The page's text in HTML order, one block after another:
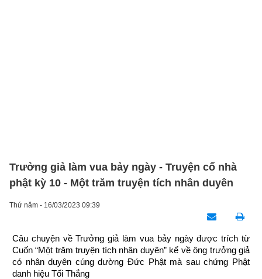
Trưởng giả làm vua bảy ngày - Truyện cổ nhà
phật kỳ 10 - Một trăm truyện tích nhân duyên
Thứ năm - 16/03/2023 09:39
Câu chuyện về Trưởng giả làm vua bảy ngày được trích từ
Cuốn “Một trăm truyện tích nhân duyên” kể về ông trưởng giả
có nhân duyên cúng dường Đức Phật mà sau chứng Phật
danh hiệu Tối Thắng